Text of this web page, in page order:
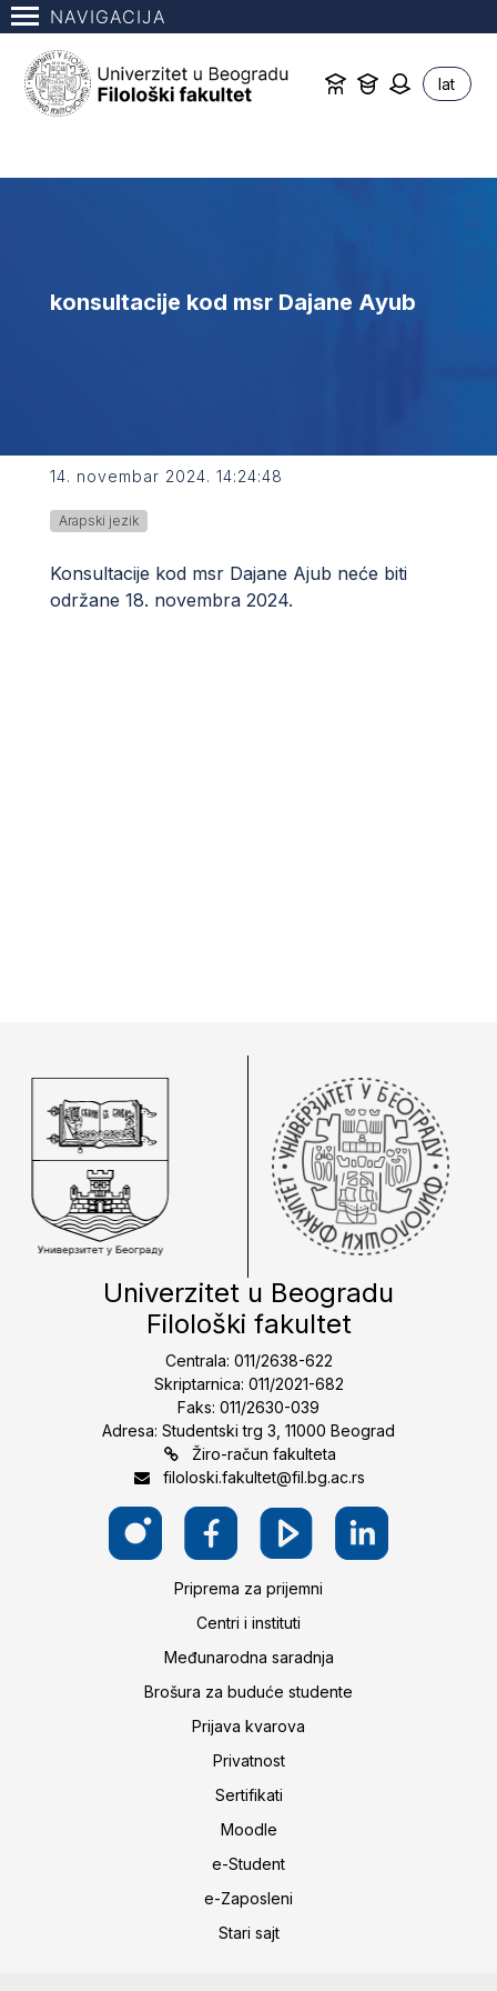
NAVIGACIJA
lat
konsultacije kod msr Dajane Ayub
14. novembar 2024. 14:24:48
Arapski jezik
Konsultacije kod msr Dajane Ajub neće biti
održane 18. novembra 2024.
Univerzitet u Beogradu
Filološki fakultet
Centrala: 011/2638-622
Skriptarnica: 011/2021-682
Faks: 011/2630-039
Adresa: Studentski trg 3, 11000 Beograd
Žiro-račun fakulteta
filoloski.fakultet@fil.bg.ac.rs
Priprema za prijemni
Centri i instituti
Međunarodna saradnja
Brošura za buduće studente
Prijava kvarova
Privatnost
Sertifikati
Moodle
e-Student
e-Zaposleni
Stari sajt